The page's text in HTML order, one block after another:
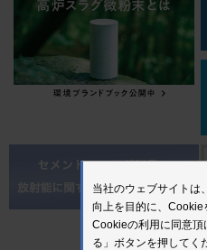
当社のウェブサイトは
向上を目的に、Cookie
Cookieの利用に同意頂
る」ボタンを押してく